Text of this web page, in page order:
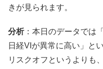
きが見られます。
分析：本日のデータでは
日経VIが異常に高い」と
リスクオフというよりも